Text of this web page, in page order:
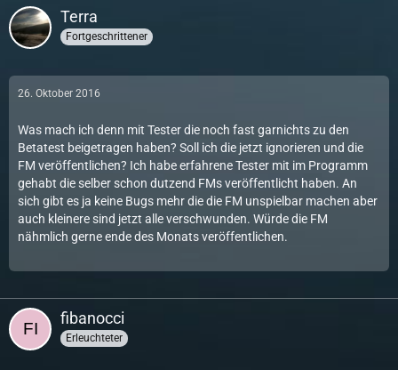
Terra
Fortgeschrittener
26. Oktober 2016
Was mach ich denn mit Tester die noch fast garnichts zu den
Betatest beigetragen haben? Soll ich die jetzt ignorieren und die
FM veröffentlichen? Ich habe erfahrene Tester mit im Programm
gehabt die selber schon dutzend FMs veröffentlicht haben. An
sich gibt es ja keine Bugs mehr die die FM unspielbar machen aber
auch kleinere sind jetzt alle verschwunden. Würde die FM
nähmlich gerne ende des Monats veröffentlichen.
fibanocci
Erleuchteter